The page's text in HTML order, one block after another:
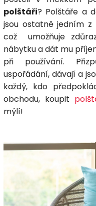
polštáři? Polštáře a
jsou ostatně jedním z
což umožňuje
nábytku a dát mu
při používání.
uspořádání, dávají a
každý, kdo
obchodu, koupit
mýlí!